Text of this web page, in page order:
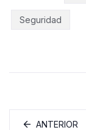
Seguridad
ANTERIOR